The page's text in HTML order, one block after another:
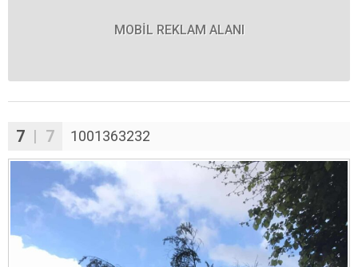
MOBİL REKLAM ALANI
7 | 7 1001363232